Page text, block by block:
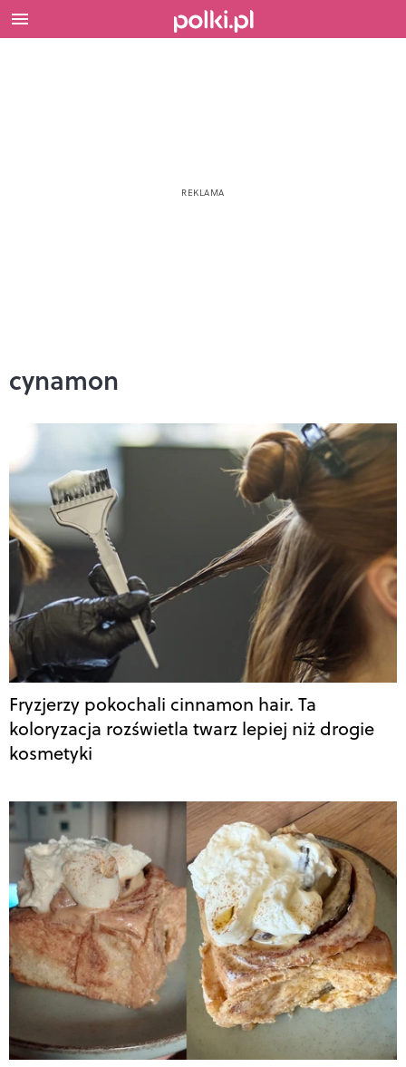
cynamon
Fryzjerzy pokochali cinnamon hair. Ta
koloryzacja rozświetla twarz lepiej niż drogie
kosmetyki